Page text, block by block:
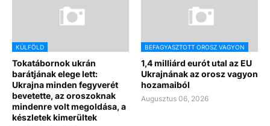
KÜLFÖLD
Tokatábornok ukrán
barátjának elege lett:
Ukrajna minden fegyverét
bevetette, az oroszoknak
mindenre volt megoldása, a
készletek kimerültek
BEFAGYASZTOTT OROSZ VAGYON
1,4 milliárd eurót utal az EU
Ukrajnának az orosz vagyon
hozamaiból
Augusztus 06, 2026